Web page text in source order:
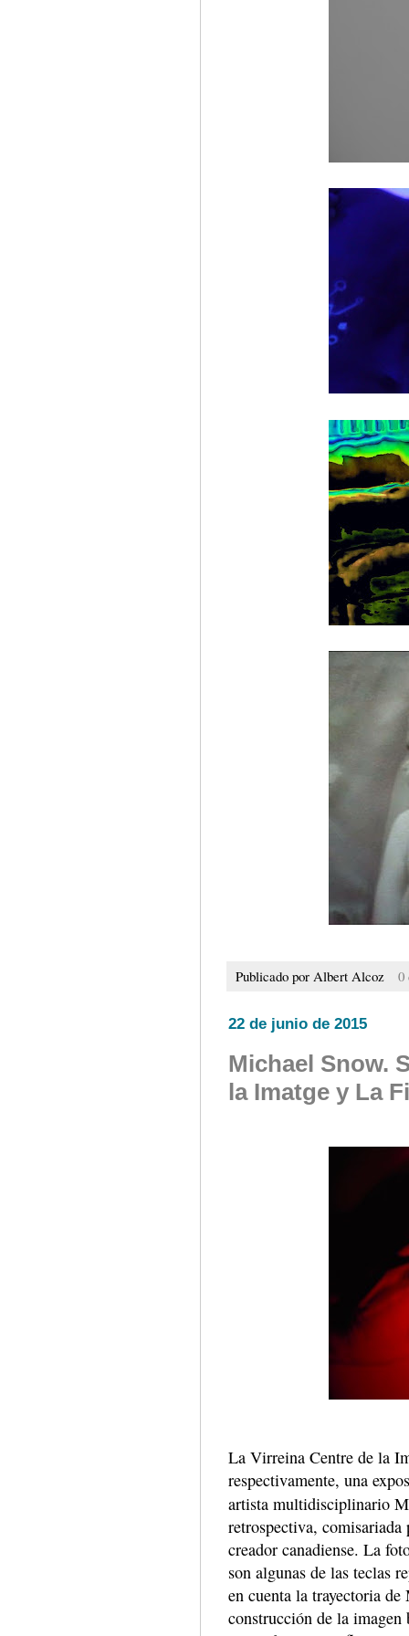
Publicado por Albert Alcoz 0
22 de junio de 2015
Michael Snow.
la Imatge y La
La Virreina Centre de la
respectivamente, una
artista multidisciplinario
retrospectiva,
creador canadiense. La
son algunas de las teclas
en cuenta la trayectoria
construcción de la